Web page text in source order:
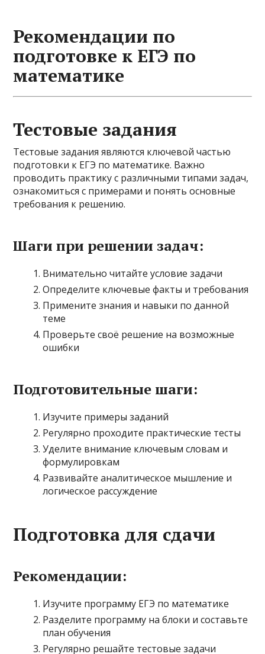
Рекомендации по
подготовке к ЕГЭ по
математике
Тестовые задания
Тестовые задания являются ключевой частью
подготовки к ЕГЭ по математике. Важно
проводить практику с различными типами задач,
ознакомиться с примерами и понять основные
требования к решению.
Шаги при решении задач:
Внимательно читайте условие задачи
Определите ключевые факты и требования
Примените знания и навыки по данной
теме
Проверьте своё решение на возможные
ошибки
Подготовительные шаги:
Изучите примеры заданий
Регулярно проходите практические тесты
Уделите внимание ключевым словам и
формулировкам
Развивайте аналитическое мышление и
логическое рассуждение
Подготовка для сдачи
Рекомендации:
Изучите программу ЕГЭ по математике
Разделите программу на блоки и составьте
план обучения
Регулярно решайте тестовые задачи